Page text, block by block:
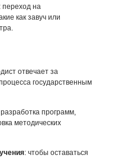
: переход на
как завуч или
отвечает за
государственным
разработка программ,
методических
: чтобы оставаться